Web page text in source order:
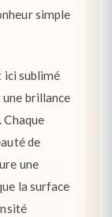
simple
ici sublimé
brillance
Chaque
de
une
la surface